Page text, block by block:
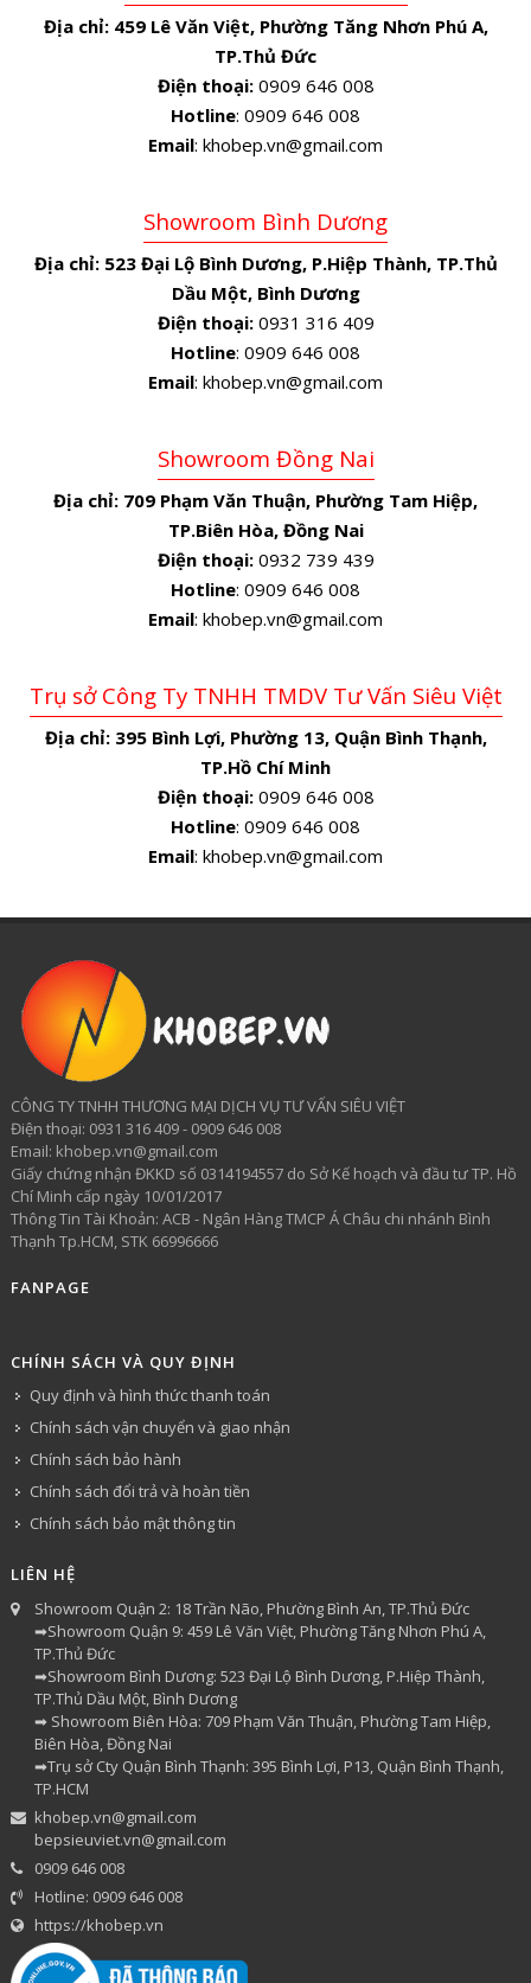
Địa chỉ: 459 Lê Văn Việt, Phường Tăng Nhơn Phú A,
TP.Thủ Đức
Điện thoại:0909 646 008
Hotline: 0909 646 008
Email: khobep.vn@gmail.com
Showroom Bình Dương
Địa chỉ: 523 Đại Lộ Bình Dương, P.Hiệp Thành, TP.Thủ
Dầu Một, Bình Dương
Điện thoại:0931 316 409
Hotline: 0909 646 008
Email: khobep.vn@gmail.com
Showroom Đồng Nai
Địa chỉ: 709 Phạm Văn Thuận, Phường Tam Hiệp,
TP.Biên Hòa, Đồng Nai
Điện thoại:0932 739 439
Hotline: 0909 646 008
Email: khobep.vn@gmail.com
Trụ sở Công Ty TNHH TMDV Tư Vấn Siêu Việt
Địa chỉ: 395 Bình Lợi, Phường 13, Quận Bình Thạnh,
TP.Hồ Chí Minh
Điện thoại:0909 646 008
Hotline: 0909 646 008
Email: khobep.vn@gmail.com
CÔNG TY TNHH THƯƠNG MẠI DỊCH VỤ TƯ VẤN SIÊU VIỆT
​Điện thoại: 0931 316 409 - 0909 646 008
Email: khobep.vn@gmail.com
Giấy chứng nhận ĐKKD số 0314194557 do Sở Kế hoạch và đầu tư TP. Hồ
Chí Minh cấp ngày 10/01/2017
Thông Tin Tài Khoản: ACB - Ngân Hàng TMCP Á Châu chi nhánh Bình
Thạnh Tp.HCM, STK 66996666
FANPAGE
CHÍNH SÁCH VÀ QUY ĐỊNH
Quy định và hình thức thanh toán
Chính sách vận chuyển và giao nhận
Chính sách bảo hành
Chính sách đổi trả và hoàn tiền
Chính sách bảo mật thông tin
LIÊN HỆ
Showroom Quận 2: 18 Trần Não, Phường Bình An, TP.Thủ Đức
➡Showroom Quận 9: 459 Lê Văn Việt, Phường Tăng Nhơn Phú A,
TP.Thủ Đức
➡Showroom Bình Dương: 523 Đại Lộ Bình Dương, P.Hiệp Thành,
TP.Thủ Dầu Một, Bình Dương
➡ Showroom Biên Hòa: 709 Phạm Văn Thuận, Phường Tam Hiệp,
Biên Hòa, Đồng Nai
➡Trụ sở Cty Quận Bình Thạnh: 395 Bình Lợi, P13, Quận Bình Thạnh,
TP.HCM
khobep.vn@gmail.com
bepsieuviet.vn@gmail.com
0909 646 008
Hotline: 0909 646 008
https://khobep.vn